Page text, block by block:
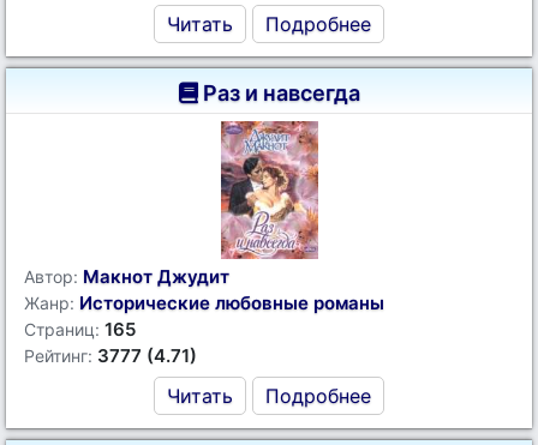
Читать Подробнее
Раз и навсегда
Автор: Макнот Джудит
Жанр: Исторические любовные романы
Страниц: 165
Рейтинг: 3777 (4.71)
Читать Подробнее